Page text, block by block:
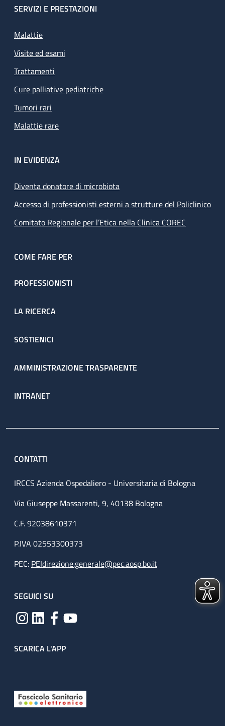
SERVIZI E PRESTAZIONI
Malattie
Visite ed esami
Trattamenti
Cure palliative pediatriche
Tumori rari
Malattie rare
IN EVIDENZA
Diventa donatore di microbiota
Accesso di professionisti esterni a strutture del Policlinico
Comitato Regionale per l’Etica nella Clinica COREC
COME FARE PER
PROFESSIONISTI
LA RICERCA
SOSTIENICI
AMMINISTRAZIONE TRASPARENTE
INTRANET
CONTATTI
IRCCS Azienda Ospedaliero - Universitaria di Bologna
Via Giuseppe Massarenti, 9, 40138 Bologna
C.F. 92038610371
P.IVA 02553300373
PEC: PEIdirezione.generale@pec.aosp.bo.it
SEGUICI SU
SCARICA L'APP